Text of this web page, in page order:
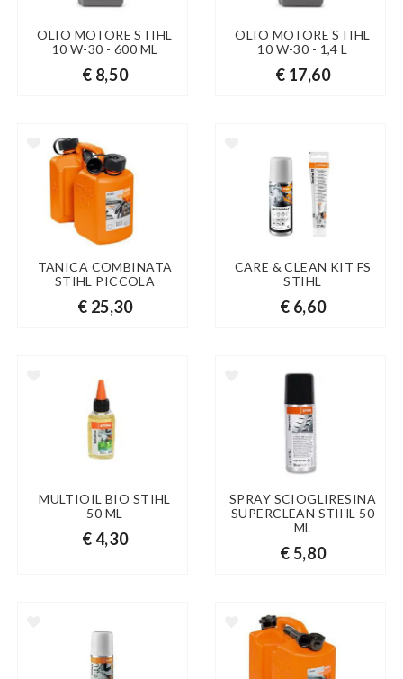
OLIO MOTORE STIHL
10 W-30 - 600 ML
€ 8,50
OLIO MOTORE STIHL
10 W-30 - 1,4 L
€ 17,60
TANICA COMBINATA
STIHL PICCOLA
€ 25,30
CARE & CLEAN KIT FS
STIHL
€ 6,60
MULTIOIL BIO STIHL
50 ML
€ 4,30
SPRAY SCIOGLIRESINA
SUPERCLEAN STIHL 50
ML
€ 5,80